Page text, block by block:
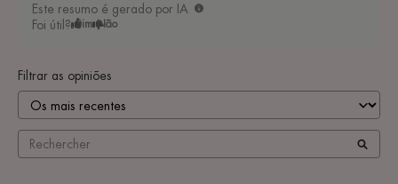
Este resumo é gerado por IA
Foi útil?
Sim Não
Filtrar as opiniões